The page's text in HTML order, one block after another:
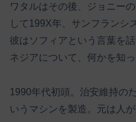
ワタルはその後、ジョニー
して199X年、サンフランシ
彼はソフィアという言葉を
ネジアについて、何かを知
1990年代初頭。治安維持の
いうマシンを製造。元は人